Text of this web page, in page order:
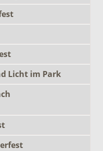
Licht im Park